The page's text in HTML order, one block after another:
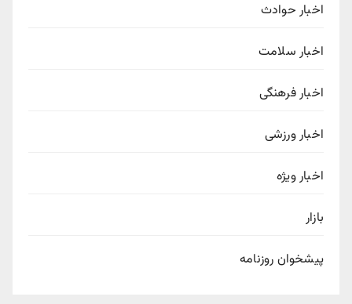
اخبار حوادث
اخبار سلامت
اخبار فرهنگی
اخبار ورزشی
اخبار ویژه
بازار
پیشخوان روزنامه